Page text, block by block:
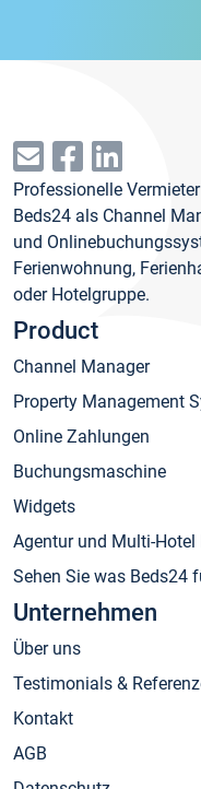
Professionelle
Beds24 als Channel
und
Ferienwohnung,
oder Hotelgruppe.
Product
Channel Manager
Property Management
Online Zahlungen
Buchungsmaschine
Widgets
Agentur und Multi-Hotel
Sehen Sie was Beds24
Unternehmen
Über uns
Testimonials &
Kontakt
AGB